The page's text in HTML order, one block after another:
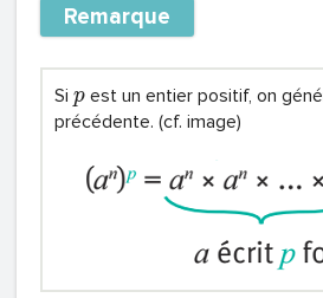
Remarque
Si p est un entier positif, on
précédente. (cf. image)